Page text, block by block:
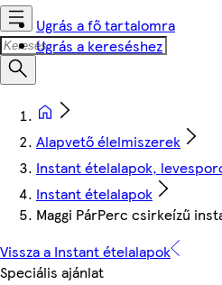
Ugrás a fő tartalomra
Ugrás a kereséshez
Alapvető élelmiszerek
Instant ételalapok,
Instant ételalapok
Maggi PárPerc csirkeízű
Vissza a Instant ételalapok
Speciális ajánlat